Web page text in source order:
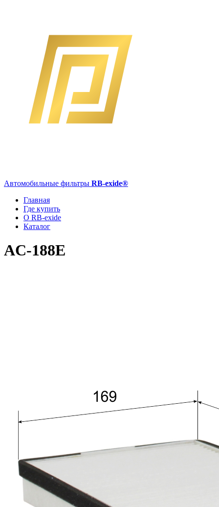
Автомобильные фильтры RB-exide®
Главная
Где купить
О RB-exide
Каталог
AC-188E